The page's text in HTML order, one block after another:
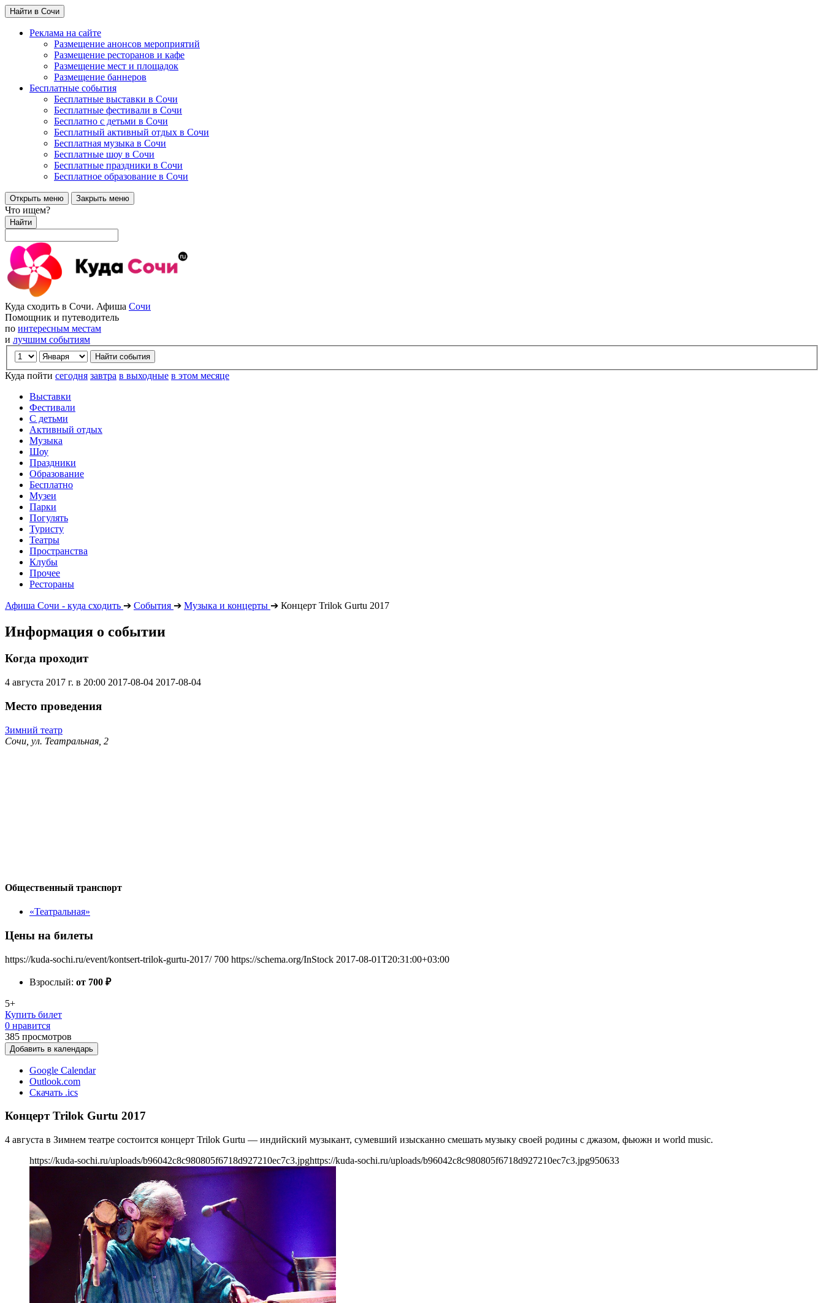
Найти в Сочи
Реклама на сайте
Размещение анонсов мероприятий
Размещение ресторанов и кафе
Размещение мест и площадок
Размещение баннеров
Бесплатные события
Бесплатные выставки в Сочи
Бесплатные фестивали в Сочи
Бесплатно с детьми в Сочи
Бесплатный активный отдых в Сочи
Бесплатная музыка в Сочи
Бесплатные шоу в Сочи
Бесплатные праздники в Сочи
Бесплатное образование в Сочи
Открыть меню Закрыть меню
Что ищем?
Найти
Куда сходить в Сочи. Афиша Сочи
Помощник и путеводитель
по интересным местам
и лучшим событиям
Куда пойти сегодня завтра в выходные в этом месяце
Выставки
Фестивали
С детьми
Активный отдых
Музыка
Шоу
Праздники
Образование
Бесплатно
Музеи
Парки
Погулять
Туристу
Театры
Пространства
Клубы
Прочее
Рестораны
Афиша Сочи - куда сходить ➔ События ➔ Музыка и концерты ➔ Концерт Trilok Gurtu 2017
Информация о событии
Когда проходит
4 августа 2017 г. в 20:00 2017-08-04 2017-08-04
Место проведения
Зимний театр
Сочи, ул. Театральная, 2
Общественный транспорт
«Театральная»
Цены на билеты
https://kuda-sochi.ru/event/kontsert-trilok-gurtu-2017/ 700 https://schema.org/InStock 2017-08-01T20:31:00+03:00
Взрослый: от 700 ₽
5+
Купить билет
0 нравится
385 просмотров
Добавить в календарь
Google Calendar
Outlook.com
Скачать .ics
Концерт Trilok Gurtu 2017
4 августа в Зимнем театре состоится концерт Trilok Gurtu — индийский музыкант, сумевший изысканно смешать музыку своей родины с джазом, фьюжн и world music.
https://kuda-sochi.ru/uploads/b96042c8c980805f6718d927210ec7c3.jpghttps://kuda-sochi.ru/uploads/b96042c8c980805f6718d927210ec7c3.jpg950633